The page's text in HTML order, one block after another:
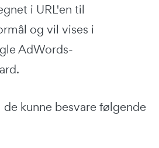
i URL'en til
og vil vises i
AdWords-
kunne besvare følgende